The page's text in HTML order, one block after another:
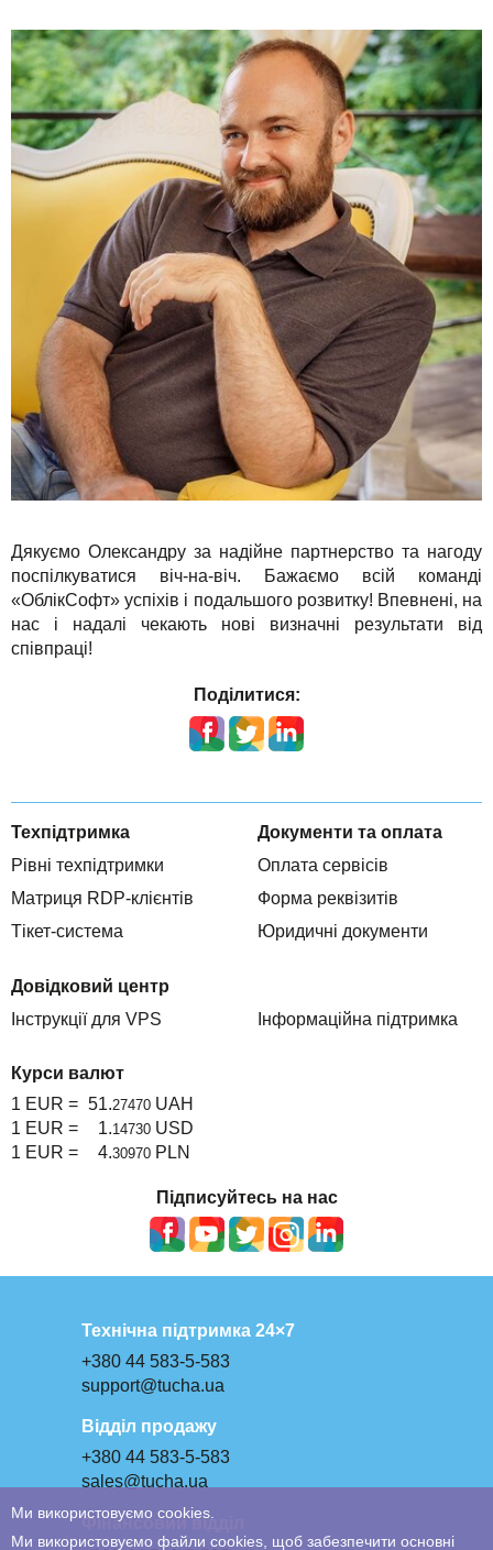
Дякуємо Олександру за надійне партнерство та нагоду
поспілкуватися віч-на-віч. Бажаємо всій команді
«ОблікСофт» успіхів і подальшого розвитку! Впевнені, на
нас і надалі чекають нові визначні результати від
співпраці!
Поділитися:
Техпідтримка
Рівні техпідтримки
Матриця RDP-клієнтів
Тікет-система
Документи та оплата
Оплата сервісів
Форма реквізитів
Юридичні документи
Довідковий центр
Інструкції для VPS
Інформаційна підтримка
Курси валют
1 EUR = 51.27470 UAH
1 EUR =
1.14730 USD
1 EUR =
4.30970 PLN
Підписуйтесь на нас
Технічна підтримка 24×7
+380 44 583-5-583
support@tucha.ua
Відділ продажу
+380 44 583-5-583
sales@tucha.ua
Фінансовий відділ
Ми використовуємо cookies.
Ми використовуємо файли cookies, щоб забезпечити основні